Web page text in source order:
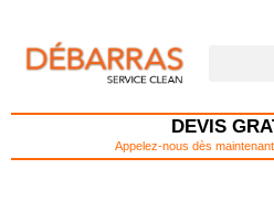
contenu
DEVIS
Appelez-nous dès